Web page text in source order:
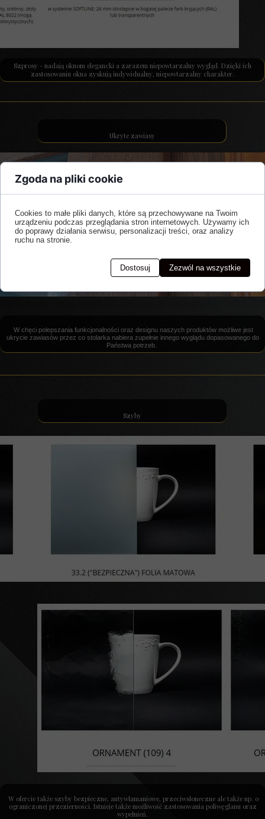
Szprosy - nadają oknom elegancki a zarazem niepowtarzalny wygląd. Dzięki ich
zastosowaniu okna zyskują indywidualny, niepowtarzalny charakter.
W ofercie także szyby bezpieczne, antywłamaniowe, przeciwsłoneczne ale także np. o
ograniczonej przezierności. Istnieje także możliwość zastosowania poliwęglanu oraz
wypełnień.
Szyby
W chęci polepszania funkcjonalności oraz designu naszych produktów możliwe jest
ukrycie zawiasów przez co stolarka nabiera zupełnie innego wyglądu dopasowanego do
Państwa potrzeb.
Ukryte zawiasy
Zgoda na pliki cookie
Cookies to małe pliki danych, które są przechowywane na Twoim
urządzeniu podczas przeglądania stron internetowych. Używamy ich
do poprawy działania serwisu, personalizacji treści, oraz analizy
ruchu na stronie.
Dostosuj Zezwól na wszystkie